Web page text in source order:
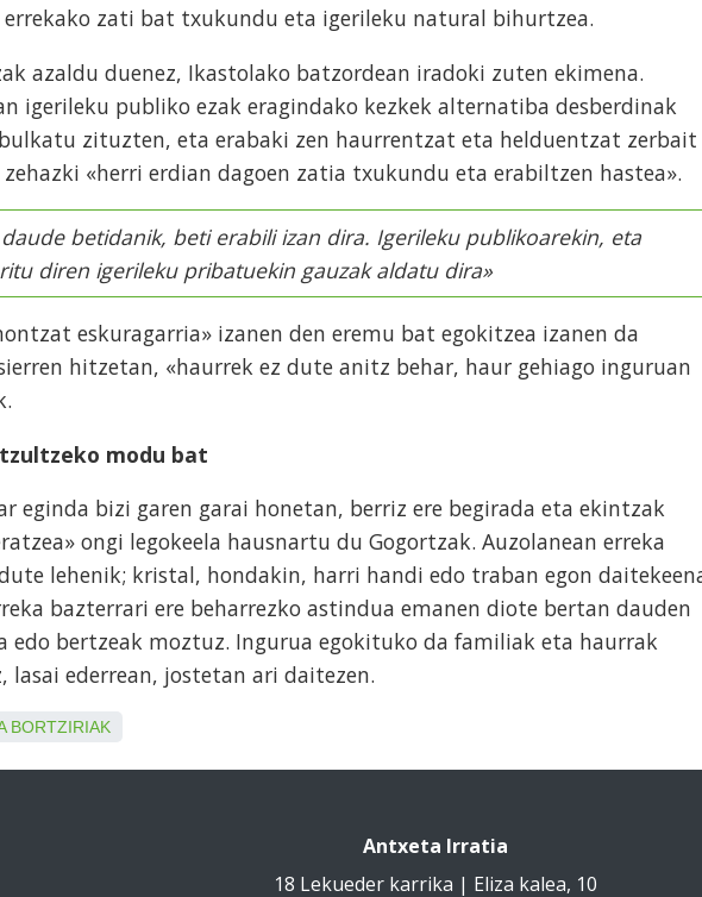
errekako zati bat txukundu eta igerileku natural bihurtzea.
azaldu duenez, Ikastolako batzordean iradoki zuten ekimena.
igerileku publiko ezak eragindako kezkek alternatiba desberdinak
zituzten, eta erabaki zen haurrentzat eta helduentzat zerbait
«herri erdian dagoen zatia txukundu eta erabiltzen hastea».
betidanik, beti erabili izan dira. Igerileku publikoarekin, eta
diren igerileku pribatuekin gauzak aldatu dira»
eskuragarria» izanen den eremu bat egokitzea izanen da
hitzetan, «haurrek ez dute anitz behar, haur gehiago inguruan
modu bat
eginda bizi garen garai honetan, berriz ere begirada eta ekintzak
ongi legokeela hausnartu du Gogortzak. Auzolanean erreka
lehenik; kristal, hondakin, harri handi edo traban egon
bazterrari ere beharrezko astindua emanen diote bertan dauden
edo bertzeak moztuz. Ingurua egokituko da familiak eta haurrak
lasai ederrean, jostetan ari daitezen.
BORTZIRIAK
Antxeta Irratia
18 Lekueder karrika | Eliza kalea, 10